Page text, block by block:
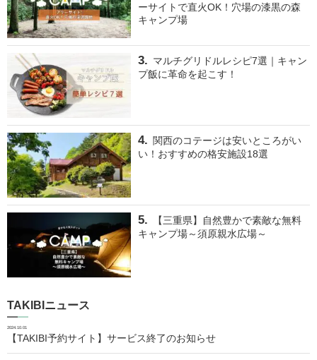
ーサイトで直火OK！穴場の漆黒の森
キャンプ場
マルチグリドルレシピ7選｜キャン
プ飯に革命を起こす！
関西のコテージは安いところがい
い！おすすめの格安施設18選
【三重県】自然豊かで素敵な無料
キャンプ場～須原親水広場～
TAKIBIニュース
2024.10.01
【TAKIBI予約サイト】サービス終了のお知らせ